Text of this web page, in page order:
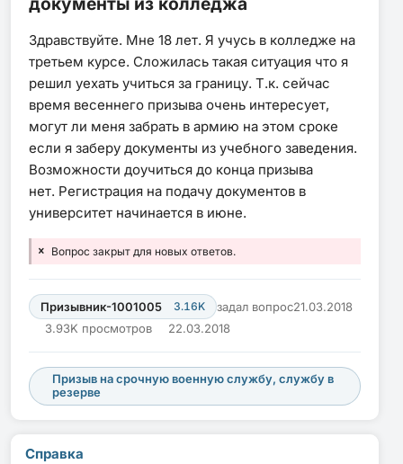
Здравствуйте. Мне 18 лет. Я учусь в колледже на
третьем курсе. Сложилась такая ситуация что я
решил уехать учиться за границу. Т.к. сейчас
время весеннего призыва очень интересует,
могут ли меня забрать в армию на этом сроке
если я заберу документы из учебного заведения.
Возможности доучиться до конца призыва
нет. Регистрация на подачу документов в
университет начинается в июне.
Вопрос закрыт для новых ответов.
Призывник-1001005 3.16K задал вопрос21.03.2018
3.93K просмотров
22.03.2018
Призыв на срочную военную службу, службу в
резерве
Справка